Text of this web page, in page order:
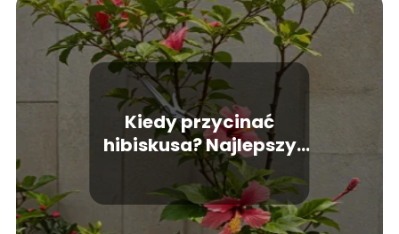
Kiedy przycinać
hibiskusa? Najlepszy
czas na cięcie.